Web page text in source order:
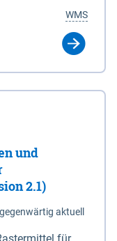
Widmung, die
ausspricht.
im
WMS
und
2.1)
aktuell